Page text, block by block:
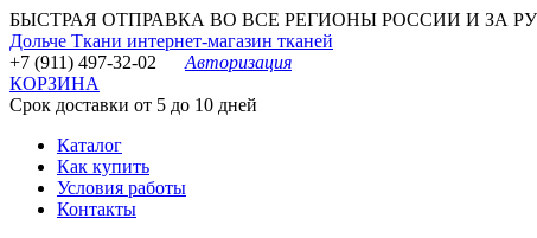
БЫСТРАЯ ОТПРАВКА ВО ВСЕ РЕГИОНЫ РОССИИ И ЗА
Дольче Ткани интернет-магазин тканей
+7 (911) 497-32-02
Авторизация
КОРЗИНА
Срок доставки от 5 до 10 дней
Каталог
Как купить
Условия работы
Контакты